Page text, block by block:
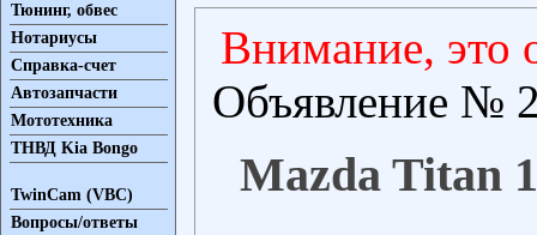
Тюнинг, обвес
Нотариусы
Справка-счет
Автозапчасти
Мототехника
ТНВД Kia Bongo
TwinCam (VBC)
Вопросы/ответы
Внимание, это
Объявление №
Mazda Titan